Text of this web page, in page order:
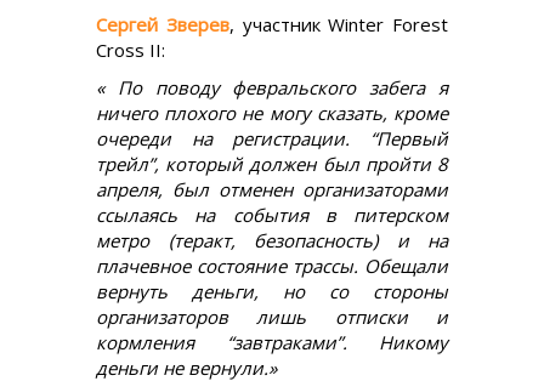
Сергей Зверев, участник Winter Forest
Cross II:
« По поводу февральского забега я
ничего плохого не могу сказать, кроме
очереди на регистрации. “Первый
трейл”, который должен был пройти 8
апреля, был отменен организаторами
ссылаясь на события в питерском
метро (теракт, безопасность) и на
плачевное состояние трассы. Обещали
вернуть деньги, но со стороны
организаторов лишь отписки и
кормления “завтраками”. Никому
деньги не вернули.»